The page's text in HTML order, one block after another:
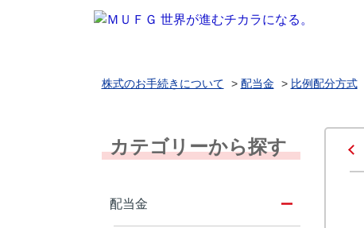
株式のお手続きについて > 配当金 > 比例配分方式
カテゴリーから探す
配当金